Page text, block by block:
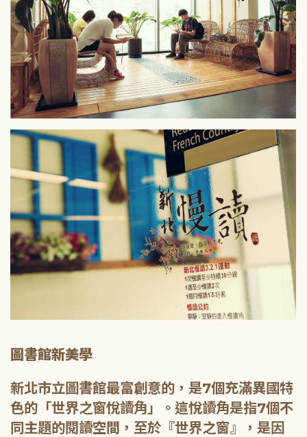
圖書館新美學
新北市立圖書館最富創意的，是7個充滿異國特
色的「世界之窗悅讀角」。這悅讀角是指7個不
同主題的閱讀空間，至於『世界之窗』，是因